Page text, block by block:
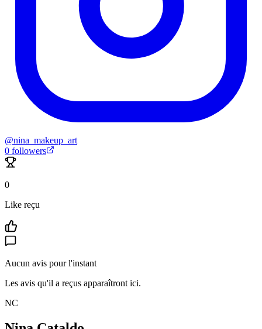
@nina_makeup_art
0 followers
0
Like reçu
Aucun avis pour l'instant
Les avis qu'il a reçus apparaîtront ici.
NC